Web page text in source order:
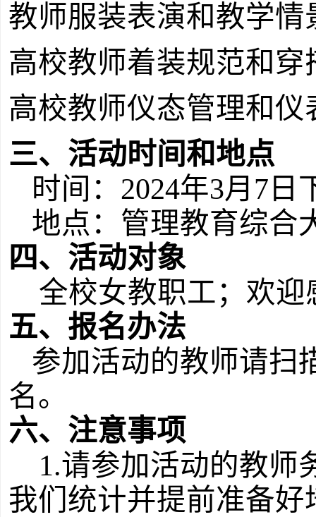
教师服装表演和教学情
高校教师着装规范和穿
高校教师仪态管理和仪
三、活动时间和地点
时间： 2024年3月7日
地点：管理教育综合
四、活动对象
全校女教职工；欢
五、报名办法
参加活动的教师请扫
名。
六、注意事项
1.请参加活动的教师
我们统计并提前准备好